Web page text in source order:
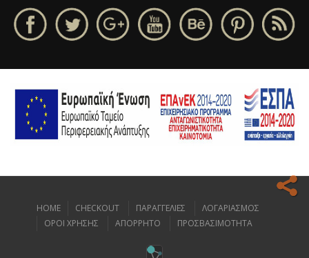
Ο ιστοχώρος μας κάνει χρήση cookies για να σας προσφέρει την
HOME CHECKOUT ΠΑΡΑΓΓΕΛΙΕΣ
ΛΟΓΑΡΙΑΣΜΟΣ
ΟΡΟΙ ΧΡΗΣΗΣ
ΑΠΟΡΡΗΤΟ ΠΡΟΣΒΑΣΙΜΟΤΗΤΑ